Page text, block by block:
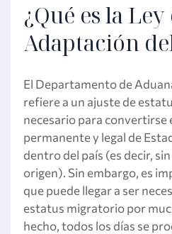
¿Qué es la Ley
Adaptación
El Departamento de
refiere a un ajuste de
necesario para convertirse
permanente y legal de
dentro del país (es decir,
origen). Sin embargo, es
que puede llegar a ser
estatus migratorio por
hecho, todos los días se